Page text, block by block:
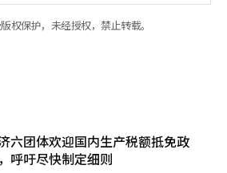
权保护，未经授权，禁止转载。
六团体欢迎国内生产税额抵免政
呼吁尽快制定细则